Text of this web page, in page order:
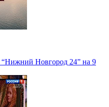
“Нижний Новгород 24” на 9